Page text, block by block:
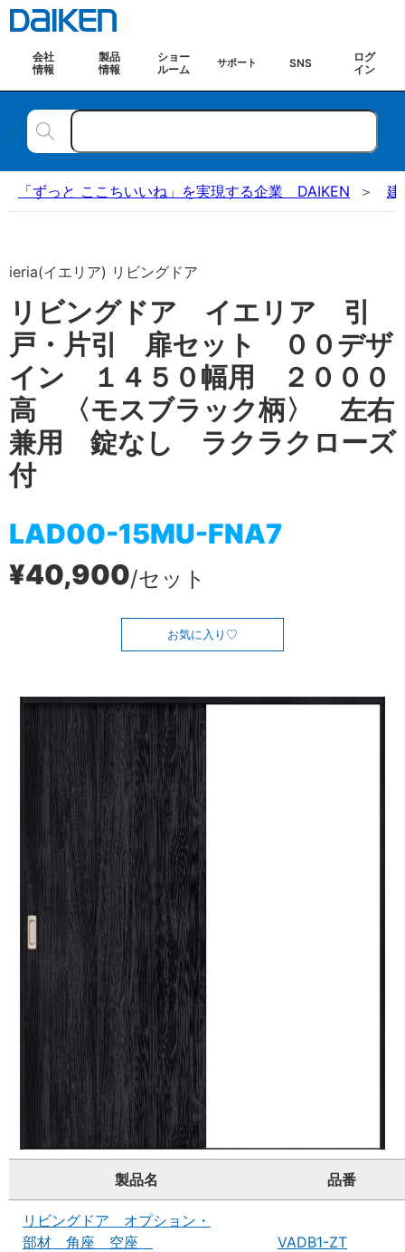
会社
情報
製品
情報
ショー
ルーム
サポート SNS
ログ
イン
「ずっと ここちいいね」を実現する企業 DAIKEN 建
ieria(イエリア) リビングドア
リビングドア イエリア 引
戸・片引 扉セット ００デザ
イン １４５０幅用 ２０００
高 〈モスブラック柄〉 左右
兼用 錠なし ラクラクローズ
付
LAD00-15MU-FNA7
¥40,900/セット
お気に入り
製品名 品番
リビングドア オプション・
部材 角座 空座
VADB1-ZT